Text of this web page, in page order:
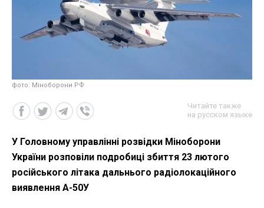
фото: Міноборони РФ
Читайте также
на русском языке
У Головному управлінні розвідки Міноборони
України розповіли подробиці збиття 23 лютого
російського літака дальнього радіолокаційного
виявлення А-50У